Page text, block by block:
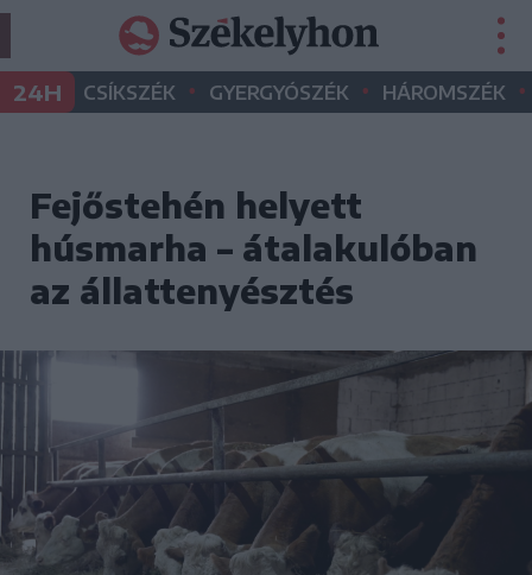
24H CSÍKSZÉK • GYERGYÓSZÉK • HÁROMSZÉK •
Fejőstehén helyett
húsmarha – átalakulóban
az állattenyésztés